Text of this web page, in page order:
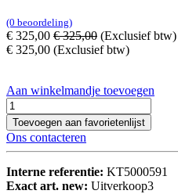
(0 beoordeling)
€ 325,00 €325,00 (Exclusief btw)
€ 325,00 (Exclusief btw)
Aan winkelmandje toevoegen
Toevoegen aan favorietenlijst
Ons contacteren
Interne referentie: KT5000591
Exact art. new: Uitverkoop3